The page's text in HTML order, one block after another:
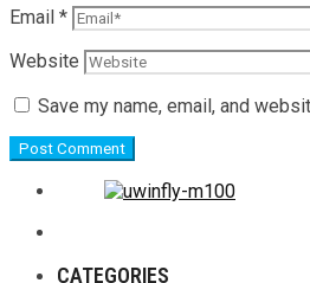
Email *
Website
Save my name, email, and
CATEGORIES